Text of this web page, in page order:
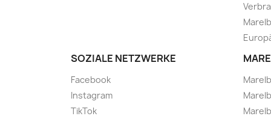
SOZIALE NETZWERKE
Facebook
Instagram
TikTok